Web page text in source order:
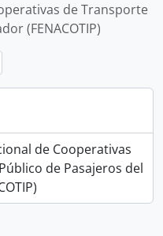
de Transporte
(FENACOTIP)
de Cooperativas
de Pasajeros del